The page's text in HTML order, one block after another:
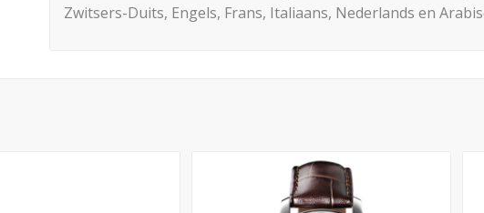
Zwitsers-Duits, Engels, Frans, Italiaans, Nederlands en